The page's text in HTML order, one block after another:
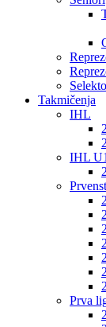
Takmičenja
IHL
IHL
Prva